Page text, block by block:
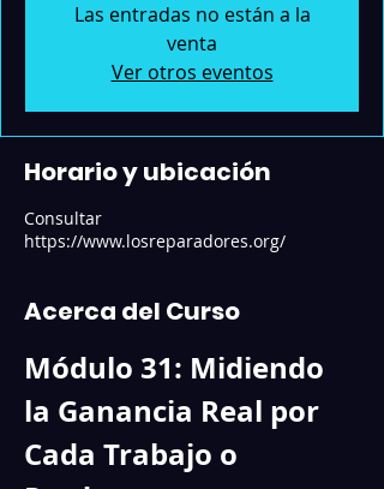
Las entradas no están a la
venta
Ver otros eventos
Horario y ubicación
Consultar
https://www.losreparadores.org/
Acerca del Curso
Módulo 31: Midiendo
la Ganancia Real por
Cada Trabajo o